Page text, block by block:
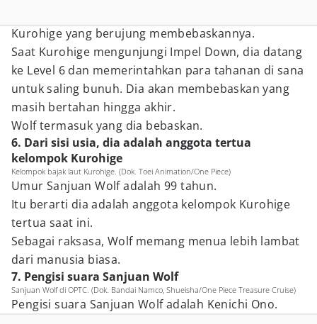
Kurohige yang berujung membebaskannya.
Saat Kurohige mengunjungi Impel Down, dia datang
ke Level 6 dan memerintahkan para tahanan di sana
untuk saling bunuh. Dia akan membebaskan yang
masih bertahan hingga akhir.
Wolf termasuk yang dia bebaskan.
6. Dari sisi usia, dia adalah anggota tertua
kelompok Kurohige
Kelompok bajak laut Kurohige. (Dok. Toei Animation/One Piece)
Umur Sanjuan Wolf adalah 99 tahun.
Itu berarti dia adalah anggota kelompok Kurohige
tertua saat ini.
Sebagai raksasa, Wolf memang menua lebih lambat
dari manusia biasa.
7. Pengisi suara Sanjuan Wolf
Sanjuan Wolf di OPTC. (Dok. Bandai Namco, Shueisha/One Piece Treasure Cruise)
Pengisi suara Sanjuan Wolf adalah Kenichi Ono.